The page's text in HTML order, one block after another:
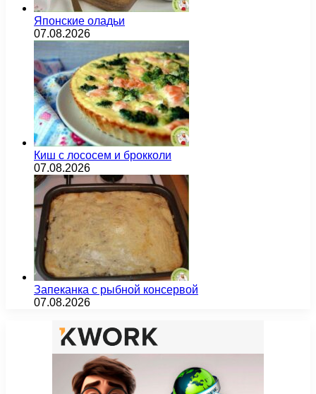
Японские оладьи
07.08.2026
Киш с лососем и брокколи
07.08.2026
Запеканка с рыбной консервой
07.08.2026